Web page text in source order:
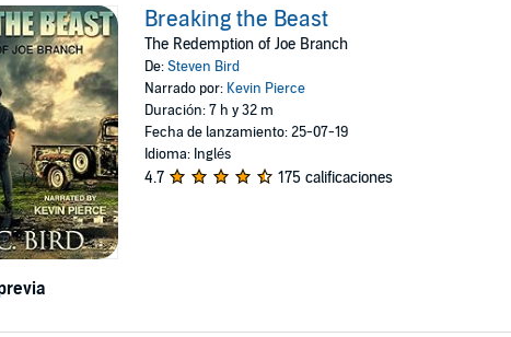
Breaking the Beast
The Redemption of Joe Branch
De:Steven Bird
Narrado por: Kevin Pierce
Duración: 7 h y 32 m
Fecha de lanzamiento: 25-07-19
Idioma: Inglés
4.7 175 calificaciones